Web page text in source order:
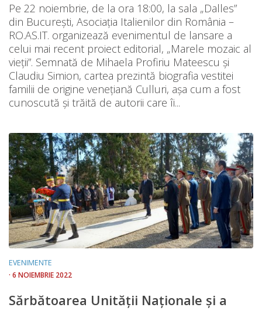
Pe 22 noiembrie, de la ora 18:00, la sala „Dalles”
din București, Asociația Italienilor din România –
RO.AS.IT. organizează evenimentul de lansare a
celui mai recent proiect editorial, „Marele mozaic al
vieții”. Semnată de Mihaela Profiriu Mateescu și
Claudiu Simion, cartea prezintă biografia vestitei
familii de origine venețiană Culluri, așa cum a fost
cunoscută și trăită de autorii care îi...
EVENIMENTE
· 6 NOIEMBRIE 2022
Sărbătoarea Unității Naționale și a